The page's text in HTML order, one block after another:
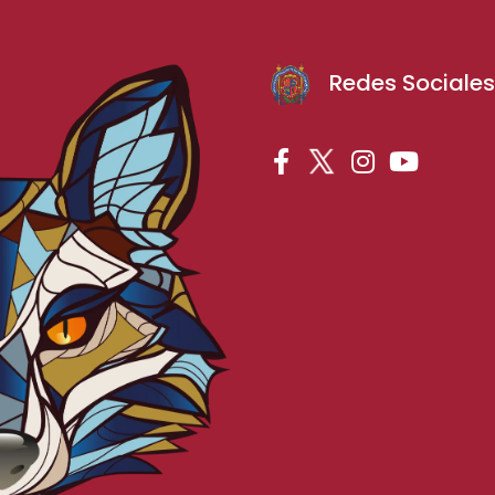
Redes Sociales